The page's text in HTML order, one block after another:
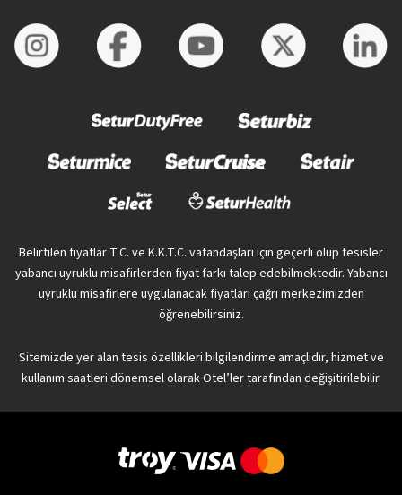
Belirtilen fiyatlar T.C. ve K.K.T.C. vatandaşları için geçerli olup tesisler
yabancı uyruklu misafirlerden fiyat farkı talep edebilmektedir. Yabancı
uyruklu misafirlere uygulanacak fiyatları çağrı merkezimizden
öğrenebilirsiniz.
Sitemizde yer alan tesis özellikleri bilgilendirme amaçlıdır, hizmet ve
kullanım saatleri dönemsel olarak Otel’ler tarafından değişitirilebilir.